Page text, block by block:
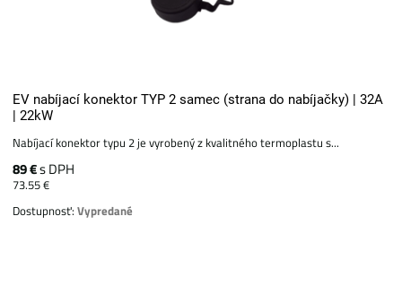
EV nabíjací konektor TYP 2 samec (strana do nabíjačky) | 32A
| 22kW
Nabíjací konektor typu 2 je vyrobený z kvalitného termoplastu s...
89 €s DPH
73.55 €
Dostupnosť:Vypredané